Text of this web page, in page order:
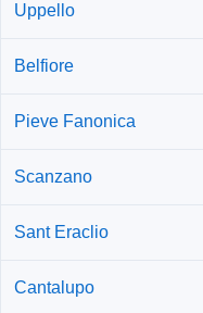
Uppello
Belfiore
Pieve Fanonica
Scanzano
Sant Eraclio
Cantalupo